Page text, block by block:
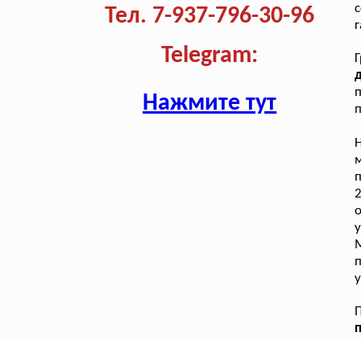
Тел. 7-937-796-30-96
Telegram:
Нажмите тут